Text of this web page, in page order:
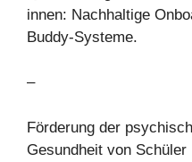
innen: Nachhaltige
Buddy-Systeme.
–
Förderung der
Gesundheit von Schüler